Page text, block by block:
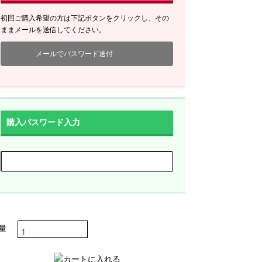
初回ご購入希望の方は下記ボタンをクリックし、その
ままメールを送信してください。
メールでパスワード送付
購入パスワード入力